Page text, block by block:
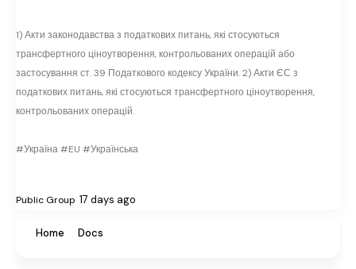
1) Акти законодавства з податкових питань, які стосуються
трансфертного ціноутворення, контрольованих операцій або
застосування ст. 39 Податкового кодексу України. 2) Акти ЄС з
податкових питань, які стосуються трансфертного ціноутворення,
контрольованих операцій.
#Україна #EU #Українська
Public Group 17 days ago
Home Docs